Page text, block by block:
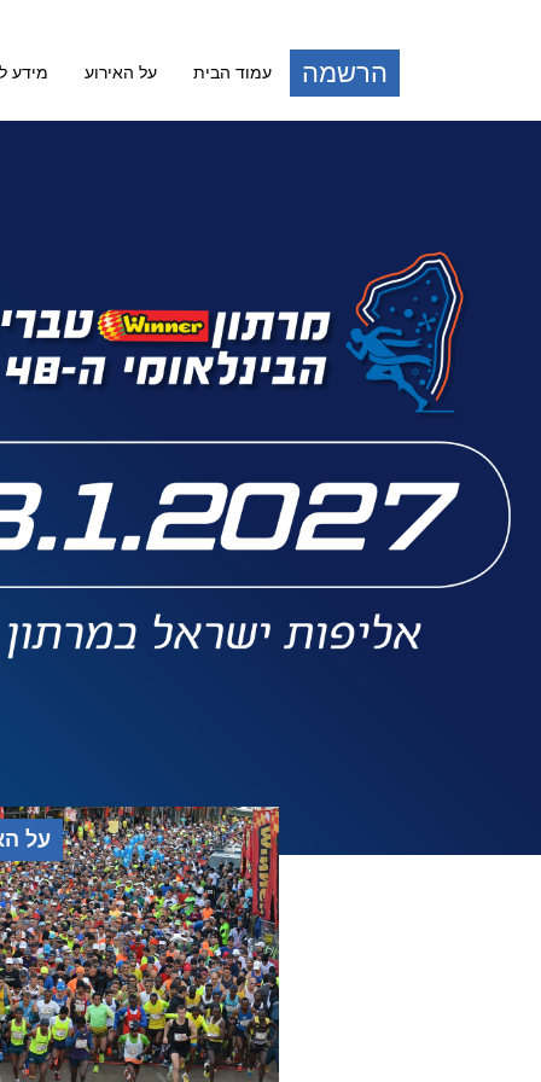
הרשמה עמוד הבית על האירוע מידע
על